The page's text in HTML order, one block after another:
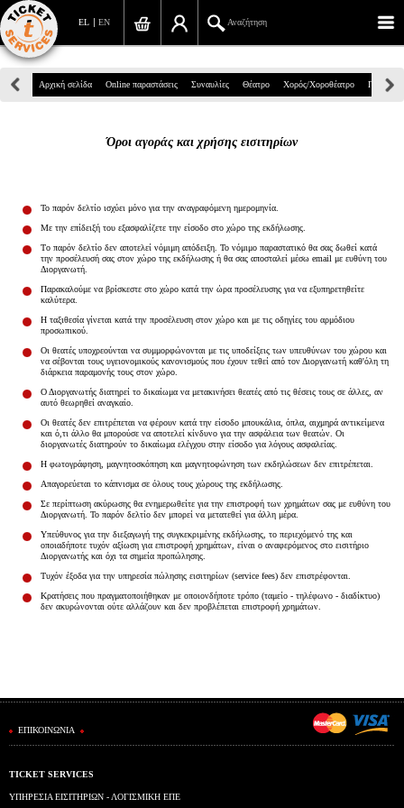
EN
EL Αναζήτηση
Πανεπιστημίου 39, Αθήνα
info@ticketservices.gr
Σύνδεση/Εγγραφή
Παραγγελία
Αναζήτηση παραγγελίας
Πληροφορίες
Αρχική σελίδα Online παραστάσεις Συναυλίες Θέατρο Χορός/Χοροθέατρο Παιδικά
Όροι αγοράς και χρήσης εισιτηρίων
Το παρόν δελτίο ισχύει μόνο για την αναγραφόμενη ημερομηνία.
Mε την επίδειξή του εξασφαλίζετε την είσοδο στο χώρο της εκδήλωσης.
Tο παρόν δελτίο δεν αποτελεί νόμιμη απόδειξη. To νόμιμο παραστατικό θα σας δωθεί κατά
την προσέλευσή σας στον χώρο της εκδήλωσης ή θα σας αποσταλεί μέσω email με ευθύνη του
Διοργανωτή.
Παρακαλούμε να βρίσκεστε στο χώρο κατά την ώρα προσέλευσης για να εξυπηρετηθείτε
καλύτερα.
Η ταξιθεσία γίνεται κατά την προσέλευση στον χώρο και με τις οδηγίες του αρμόδιου
προσωπικού.
Οι θεατές υποχρεούνται να συμμορφώνονται με τις υποδείξεις των υπευθύνων του χώρου και
να σέβονται τους υγειονομικούς κανονισμούς που έχουν τεθεί από τον Διοργανωτή καθ'όλη τη
διάρκεια παραμονής τους στον χώρο.
Ο Διοργανωτής διατηρεί το δικαίωμα να μετακινήσει θεατές από τις θέσεις τους σε άλλες, αν
αυτό θεωρηθεί αναγκαίο.
Οι θεατές δεν επιτρέπεται να φέρουν κατά την είσοδο μπουκάλια, όπλα, αιχμηρά αντικείμενα
και ό,τι άλλο θα μπορούσε να αποτελεί κίνδυνο για την ασφάλεια των θεατών. Οι
διοργανωτές διατηρούν το δικαίωμα ελέγχου στην είσοδο για λόγους ασφαλείας.
Η φωτογράφηση, μαγνητοσκόπηση και μαγνητοφώνηση των εκδηλώσεων δεν επιτρέπεται.
Απαγορεύεται το κάπνισμα σε όλους τους χώρους της εκδήλωσης.
Σε περίπτωση ακύρωσης θα ενημερωθείτε για την επιστροφή των χρημάτων σας με ευθύνη του
Διοργανωτή. Το παρόν δελτίο δεν μπορεί να μετατεθεί για άλλη μέρα.
Υπεύθυνος για την διεξαγωγή της συγκεκριμένης εκδήλωσης, το περιεχόμενό της και
οποιαδήποτε τυχόν αξίωση για επιστροφή χρημάτων, είναι ο αναφερόμενος στο εισιτήριο
Διοργανωτής και όχι τα σημεία προπώλησης.
Τυχόν έξοδα για την υπηρεσία πώλησης εισιτηρίων (service fees) δεν επιστρέφονται.
Κρατήσεις που πραγματοποιήθηκαν με οποιονδήποτε τρόπο (ταμείο - τηλέφωνο - διαδίκτυο)
δεν ακυρώνονται ούτε αλλάζουν και δεν προβλέπεται επιστροφή χρημάτων.
ΕΠΙΚΟΙΝΩΝΙΑ
TICKET SERVICES
ΥΠΗΡΕΣΙΑ ΕΙΣΙΤΗΡΙΩΝ - ΛΟΓΙΣΜΙΚΗ ΕΠΕ